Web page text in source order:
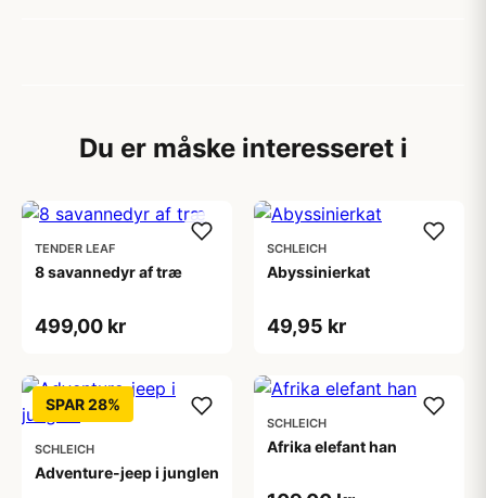
Du er måske interesseret i
TENDER LEAF
8 savannedyr af træ
499,00 kr
SCHLEICH
Abyssinierkat
49,95 kr
SPAR 28%
SCHLEICH
Adventure-jeep i junglen
SCHLEICH
Afrika elefant han